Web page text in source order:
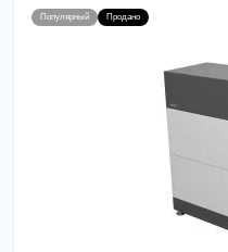
Популярный Продано